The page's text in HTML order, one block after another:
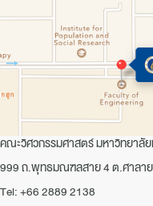
คณะวิศวกรรมศาสตร์ มหาวิทยาลั
999 ถ.พุทธมณฑลสาย 4 ต.ศาลา
Tel: +66 2889 2138